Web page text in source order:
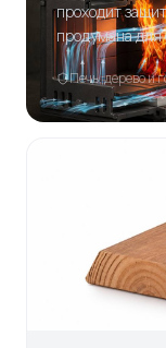
проходит
продумана для
Печь, дерево и